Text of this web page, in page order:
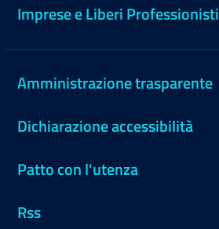
Imprese e Liberi Professionisti
Amministrazione trasparente
Dichiarazione accessibilità
Patto con l'utenza
Rss